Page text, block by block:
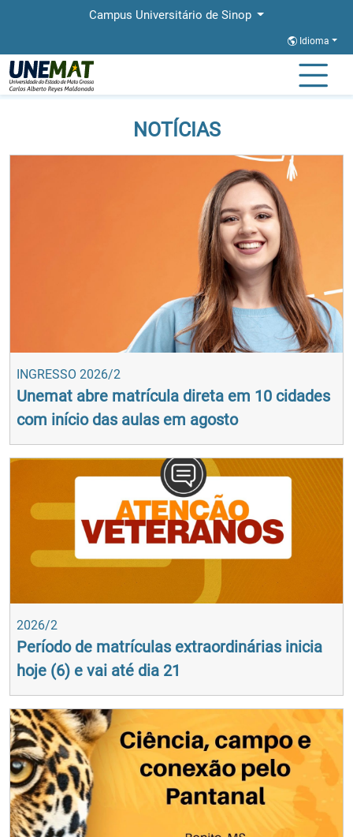
Campus Universitário de Sinop
Idioma
Página Inicial
NOTÍCIAS
INGRESSO 2026/2
Unemat abre matrícula direta em 10 cidades
com início das aulas em agosto
2026/2
Período de matrículas extraordinárias inicia
hoje (6) e vai até dia 21